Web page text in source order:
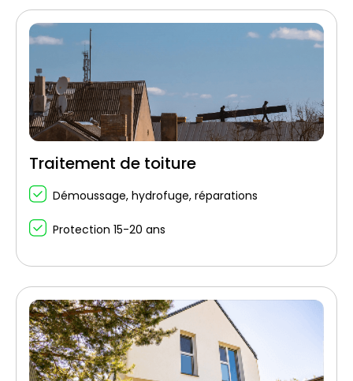
Traitement de toiture
Démoussage, hydrofuge, réparations
Protection 15-20 ans